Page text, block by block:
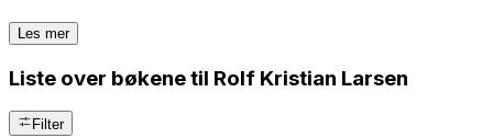
Les mer
Liste over bøkene til Rolf Kristian Larsen
Filter